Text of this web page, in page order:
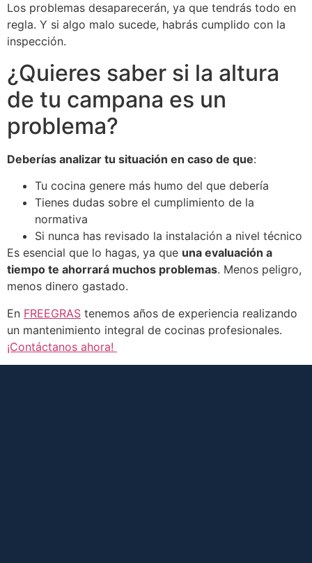
Los problemas desaparecerán, ya que tendrás todo en
regla. Y si algo malo sucede, habrás cumplido con la
inspección.
¿Quieres saber si la altura
de tu campana es un
problema?
Deberías analizar tu situación en caso de que:
Tu cocina genere más humo del que debería
Tienes dudas sobre el cumplimiento de la
normativa
Si nunca has revisado la instalación a nivel técnico
Es esencial que lo hagas, ya que una evaluación a
tiempo te ahorrará muchos problemas. Menos peligro,
menos dinero gastado.
En FREEGRAS tenemos años de experiencia realizando
un mantenimiento integral de cocinas profesionales.
¡Contáctanos ahora!